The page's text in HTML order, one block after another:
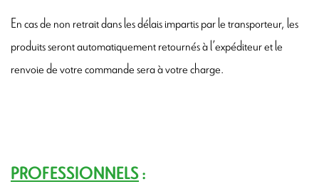
En cas de non retrait dans les délais impartis par le transporteur, les
produits seront automatiquement retournés à l’expéditeur et le
renvoie de votre commande sera à votre charge.
PROFESSIONNELS: